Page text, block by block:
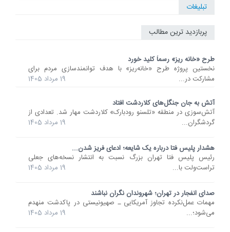
تبلیغات
پربازدید ترین مطالب
طرح «خانه ریز» رسماً کلید خورد
نخستین پروژه طرح «خانه‌ریز» با هدف توانمندسازی مردم برای
مشارکت در...
19 مرداد 1405
آتش به جان جنگل‌های کلاردشت افتاد
آتش‌سوزی در منطقه «تلسنو رودبارک» کلاردشت مهار شد. تعدادی از
گردشگران...
19 مرداد 1405
هشدار پلیس فتا درباره یک شایعه؛ ادعای فریز شدن...
رئیس پلیس فتا تهران بزرگ نسبت به انتشار نسخه‌های جعلی
تراست‌ولت با...
19 مرداد 1405
صدای انفجار در تهران؛ شهروندان نگران نباشند
مهمات عمل‌نکرده تجاوز آمریکایی ـ صهیونیستی در پاکدشت منهدم
می‌شود؛...
19 مرداد 1405